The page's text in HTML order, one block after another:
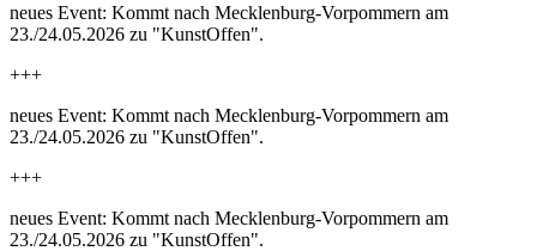
neues Event: Kommt nach Mecklenburg-Vorpommern am
23./24.05.2026 zu "KunstOffen".
+++
neues Event: Kommt nach Mecklenburg-Vorpommern am
23./24.05.2026 zu "KunstOffen".
+++
neues Event: Kommt nach Mecklenburg-Vorpommern am
23./24.05.2026 zu "KunstOffen".